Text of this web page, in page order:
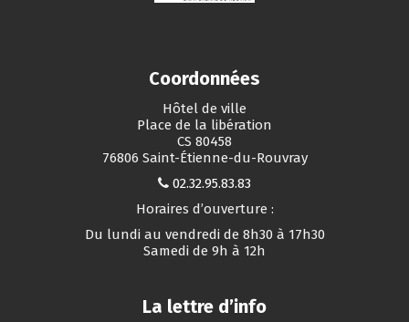
Coordonnées
Hôtel de ville
Place de la libération
CS 80458
76806 Saint-Étienne-du-Rouvray
02.32.95.83.83
Horaires d’ouverture :
Du lundi au vendredi de 8h30 à 17h30
Samedi de 9h à 12h
La lettre d’info